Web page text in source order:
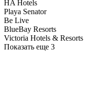
HA Hotels
Playa Senator
Be Live
BlueBay Resorts
Victoria Hotels & Resorts
Показать еще 3